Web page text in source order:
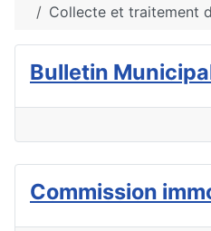
Collecte et traitement
Bulletin
Commission